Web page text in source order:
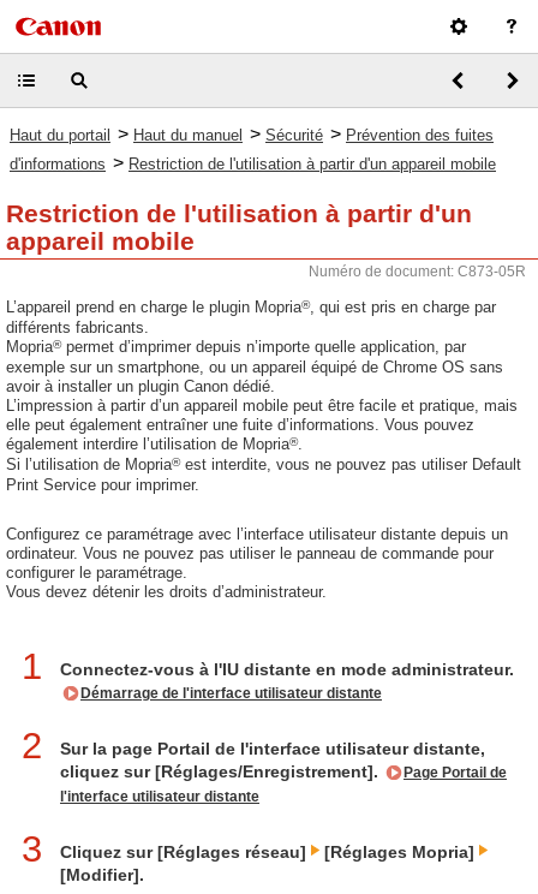
Haut du portail > Haut du manuel > Sécurité > Prévention des fuites
d'informations > Restriction de l'utilisation à partir d'un appareil mobile
Restriction de l'utilisation à partir d'un
appareil mobile
Numéro de document: C873-05R
L’appareil prend en charge le plugin Mopria®, qui est pris en charge par
différents fabricants.
Mopria®permet d’imprimer depuis n’importe quelle application, par
exemple sur un smartphone, ou un appareil équipé de Chrome OS sans
avoir à installer un plugin Canon dédié.
L’impression à partir d’un appareil mobile peut être facile et pratique, mais
elle peut également entraîner une fuite d’informations. Vous pouvez
également interdire l’utilisation de Mopria®.
Si l’utilisation de Mopria®est interdite, vous ne pouvez pas utiliser Default
Print Service pour imprimer.
Configurez ce paramétrage avec l’interface utilisateur distante depuis un
ordinateur. Vous ne pouvez pas utiliser le panneau de commande pour
configurer le paramétrage.
Vous devez détenir les droits d’administrateur.
1 Connectez-vous à l'IU distante en mode administrateur.
Démarrage de l'interface utilisateur distante
2
Sur la page Portail de l'interface utilisateur distante,
cliquez sur [Réglages/Enregistrement].
Page Portail de
l'interface utilisateur distante
3 Cliquez sur [Réglages réseau]
[Réglages Mopria]
[Modifier].